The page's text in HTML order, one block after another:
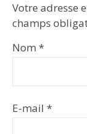
Votre adresse
champs
Nom *
E-mail *